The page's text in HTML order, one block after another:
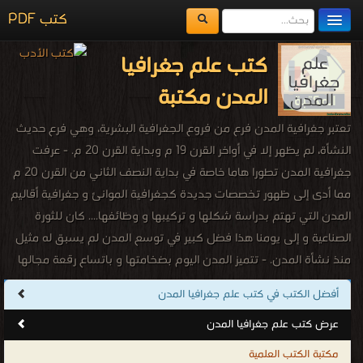
كتب PDF
مكتبة الكتب
المكتبات
يُقرأ حالياً
الفهرس
اضف كتاب
كتب علم جغرافيا
المدن مكتبة
تعتبر جغرافية المدن فرع من فروع الجغرافية البشرية، وهي فرع حديث
النشأة، لم يظهر إلا في أواخر القرن 19 م وبداية القرن 20 م. - عرفت
جغرافية المدن تطورا هاما خاصة في بداية النصف الثاني من القرن 20 م
مما أدى إلى ظهور تخصصات جديدة كجغرافية الموانئ و جغرافية أقاليم
المدن التي تهتم بدراسة شكلها و تركيبها و وظائفها.... كان للثورة
الصناعية و إلى يومنا هذا فضل كبير في توسع المدن لم يسبق له مثيل
منذ نشأة المدن. - تتميز المدن اليوم بضخامتها و باتساع رقعة مجالها
الحضري مما ساهم في ظهور مدن عملاقة. - تتميز ظاهرة التمدين
بنموها و تطورها عبر التاريخ حيث ارتفع عدد المدن في العقود الأخيرة
فعرفت هذه الظاهرة تزايدا عالميا . - ففي سنة 1800 انتقل عدد المدن
أفضل الكتب في كتب علم جغرافيا المدن
عرض كتب علم جغرافيا المدن
مكتبة الكتب العلمية